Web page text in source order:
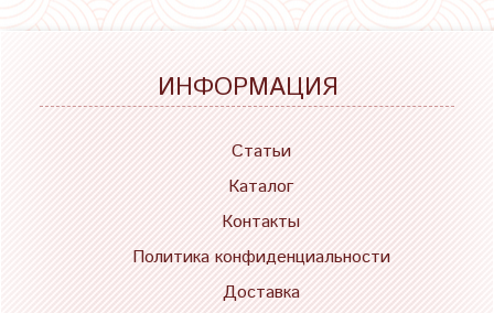
ИНФОРМАЦИЯ
Статьи
Каталог
Контакты
Политика конфиденциальности
Доставка